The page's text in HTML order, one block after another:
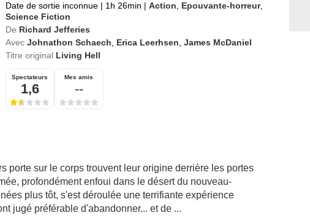
Date de sortie inconnue | 1h 26min | Action, Epouvante-horreur,
Science Fiction
De Richard Jefferies
Avec Johnathon Schaech, Erica Leerhsen, James McDaniel
Titre original Living Hell
Spectateurs
1,6
Mes amis
--
porte sur le corps trouvent leur origine derrière les portes
profondément enfoui dans le désert du nouveau-
plus tôt, s'est déroulée une terrifiante expérience
jugé préférable d'abandonner... et de ...